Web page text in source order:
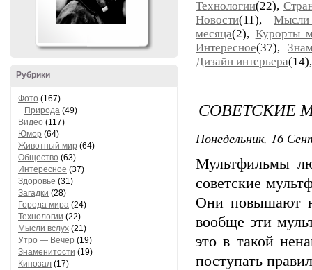
Рубрики
Фото (167)
Природа (49)
Видео (117)
Юмор (64)
Животный мир (64)
Общество (63)
Интересное (37)
Здоровье (31)
Загадки (28)
Города мира (24)
Технологии (22)
Мысли вслух (21)
Утро — Вечер (19)
Знаменитости (19)
Кинозал (17)
Технологии(22),
Новости(11),
месяца(2), Курорты
Интересное(37),
Дизайн интерьера
СОВЕТСКИЕ
Понедельник, 16
Мультфильмы
советские
Они повышают
вообще эти
это в такой
поступать